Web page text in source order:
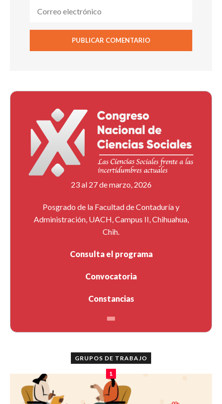
23 al 27 de marzo, 2026
Posgrado de la Facultad de Contaduría y
Administración, UACH, Campus II, Chihuahua,
Chih.
Consulta el programa
Convocatoria
Constancias
GRUPOS DE TRABAJO
1